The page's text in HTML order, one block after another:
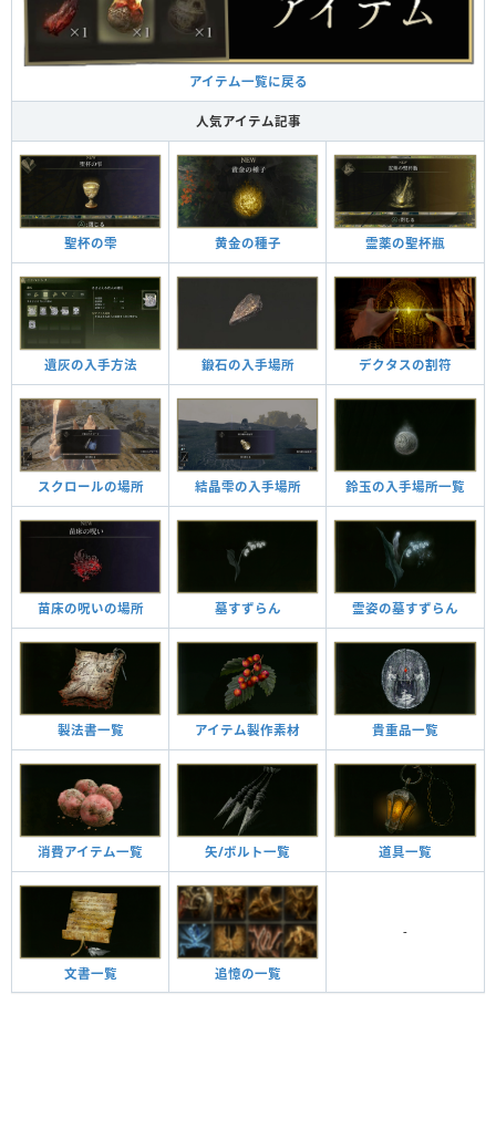
アイテム一覧に戻る
人気アイテム記事
聖杯の雫 黄金の種子 霊薬の聖杯瓶
遺灰の入手方法 鍛石の入手場所 デクタスの割符
スクロールの場所 結晶雫の入手場所 鈴玉の入手場所一覧
苗床の呪いの場所 墓すずらん 霊姿の墓すずらん
製法書一覧 アイテム製作素材 貴重品一覧
消費アイテム一覧 矢/ボルト一覧 道具一覧
文書一覧 追憶の一覧
-